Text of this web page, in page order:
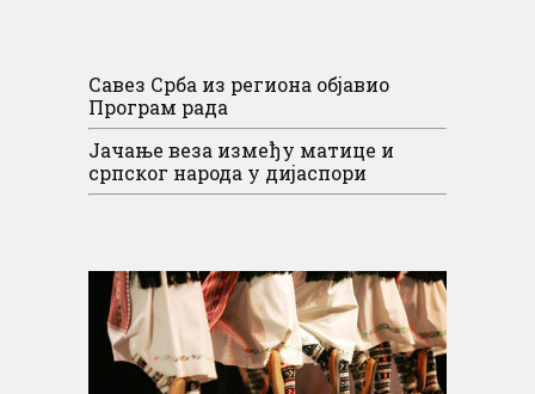
Савез Срба из региона објавио
Програм рада
Јачање веза између матице и
српског народа у дијаспори